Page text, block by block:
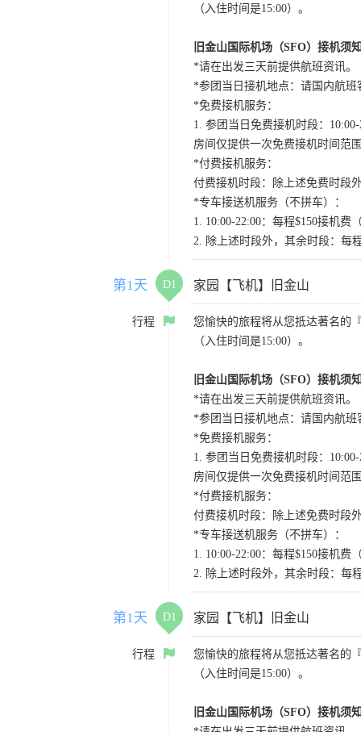
（入住时间是15:00）。
旧金山国际机场（SFO）接机须
*请在出发三天前提供航班资讯。
*参团当日接机地点：请国内航班
*免费接机服务：
1. 参团当日免费接机时段：
房间仅提供一次免费接机时间范
*付费接机服务：
付费接机时段：除上述免费时段
*专车接送机服务（不拼车）：
1. 10:00-22:00：每程$150接机
2. 除上述时段外，其余时段：每
第1天 D1 家园【飞机】旧金山
行程
您愉快的旅程将从您抵达著名的
（入住时间是15:00）。
旧金山国际机场（SFO）接机须
*请在出发三天前提供航班资讯。
*参团当日接机地点：请国内航班
*免费接机服务：
1. 参团当日免费接机时段：
房间仅提供一次免费接机时间范
*付费接机服务：
付费接机时段：除上述免费时段
*专车接送机服务（不拼车）：
1. 10:00-22:00：每程$150接机
2. 除上述时段外，其余时段：每
第1天 D1 家园【飞机】旧金山
行程
您愉快的旅程将从您抵达著名的
（入住时间是15:00）。
旧金山国际机场（SFO）接机须